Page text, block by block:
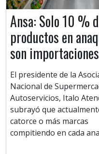
Ansa: Solo 10 %
productos en
son importaciones
El presidente de la
Nacional de
Autoservicios, Italo
subrayó que
catorce o más marcas
compitiendo en cada